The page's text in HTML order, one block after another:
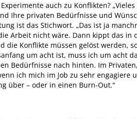
auch zu Konflikten?
Ihre privaten Bedürfnisse und
ist das Stichwort. „Das ist ja
Arbeit nicht wäre. Dann kippt das
die Konflikte müssen gelöst werden,
um acht ist, muss ich um acht
Bedürfnisse nach hinten. Im
ich mich im Job zu sehr
über – oder in einen Burn-Out.“